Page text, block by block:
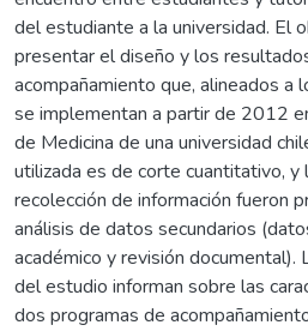
del estudiante a la universidad. El
presentar el diseño y los
acompañamiento que, alineados a
se implementan a partir de 2012
de Medicina de una universidad
utilizada es de corte cuantitativo,
recolección de información fueron
análisis de datos secundarios
académico y revisión documental).
del estudio informan sobre las
dos programas de